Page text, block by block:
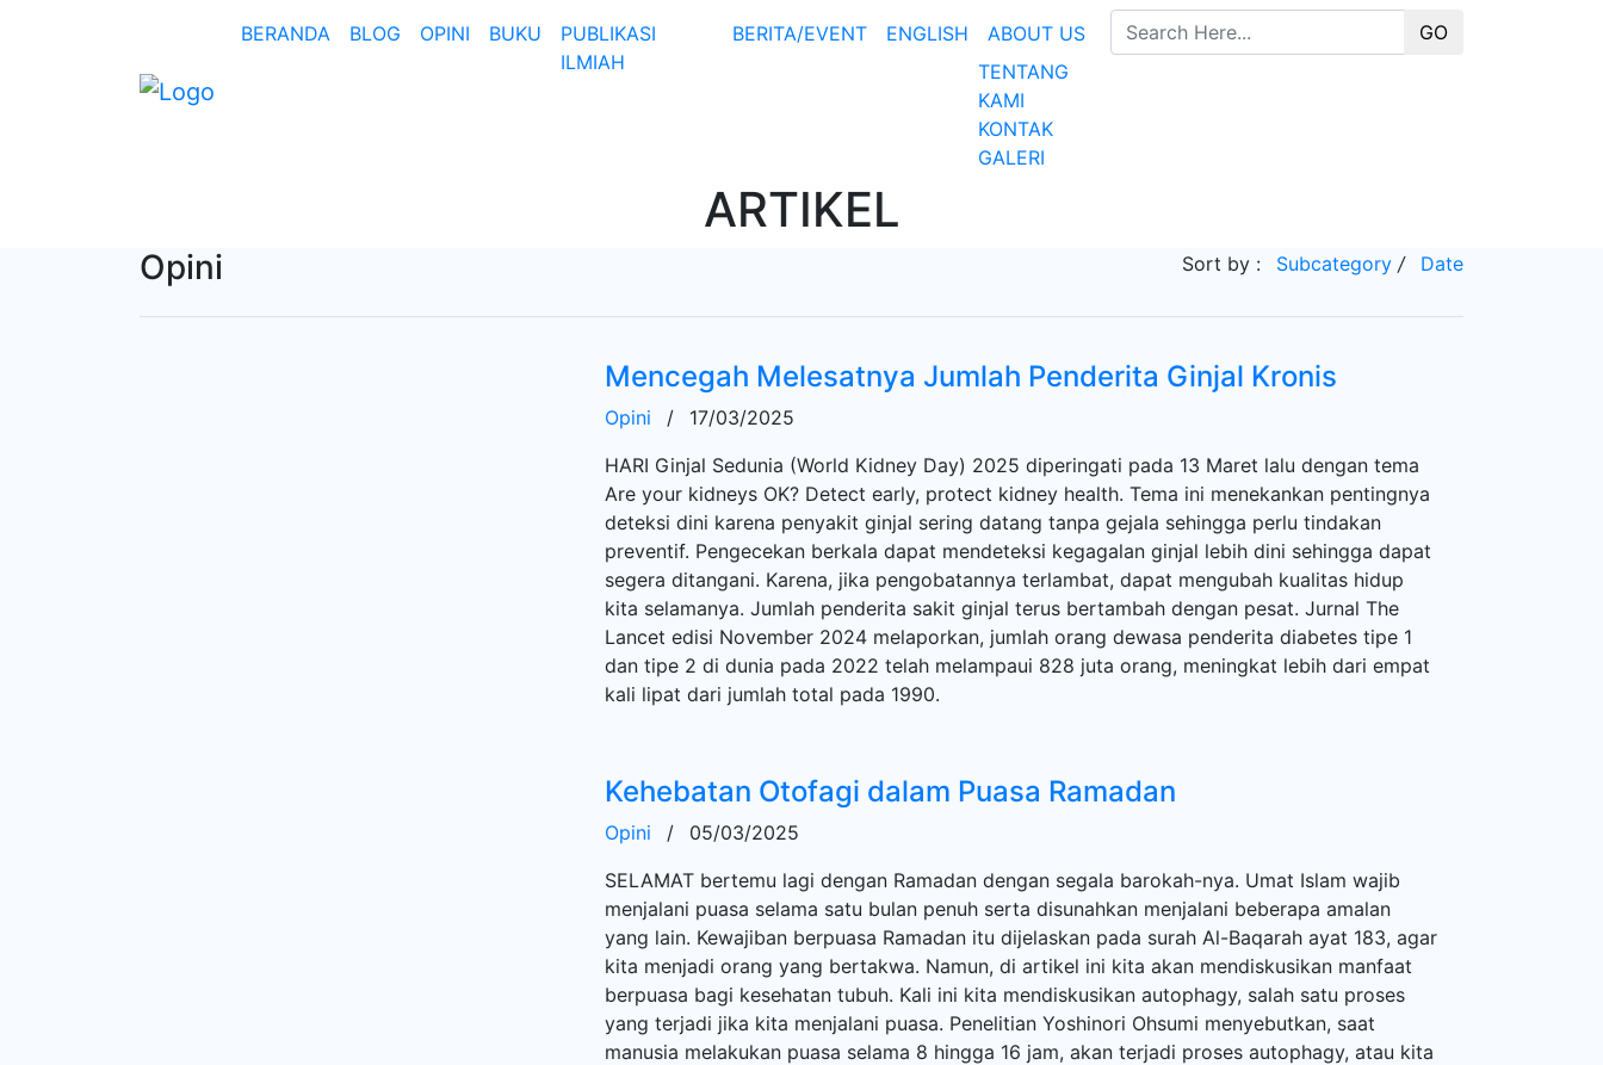
BERANDA BLOG OPINI BUKU
PUBLIKASI
ILMIAH
BERITA/EVENT ENGLISH
ABOUT US
TENTANG
KAMI
KONTAK
GALERI
GO
ARTIKEL
Opini Sort by : Subcategory / Date
Mencegah Melesatnya Jumlah Penderita Ginjal Kronis
Opini /
17/03/2025
HARI Ginjal Sedunia (World Kidney Day) 2025 diperingati pada 13 Maret lalu dengan tema
Are your kidneys OK? Detect early, protect kidney health. Tema ini menekankan pentingnya
deteksi dini karena penyakit ginjal sering datang tanpa gejala sehingga perlu tindakan
preventif. Pengecekan berkala dapat mendeteksi kegagalan ginjal lebih dini sehingga dapat
segera ditangani. Karena, jika pengobatannya terlambat, dapat mengubah kualitas hidup
kita selamanya. Jumlah penderita sakit ginjal terus bertambah dengan pesat. Jurnal The
Lancet edisi November 2024 melaporkan, jumlah orang dewasa penderita diabetes tipe 1
dan tipe 2 di dunia pada 2022 telah melampaui 828 juta orang, meningkat lebih dari empat
kali lipat dari jumlah total pada 1990.
Kehebatan Otofagi dalam Puasa Ramadan
Opini /
05/03/2025
SELAMAT bertemu lagi dengan Ramadan dengan segala barokah-nya. Umat Islam wajib
menjalani puasa selama satu bulan penuh serta disunahkan menjalani beberapa amalan
yang lain. Kewajiban berpuasa Ramadan itu dijelaskan pada surah Al-Baqarah ayat 183, agar
kita menjadi orang yang bertakwa. Namun, di artikel ini kita akan mendiskusikan manfaat
berpuasa bagi kesehatan tubuh. Kali ini kita mendiskusikan autophagy, salah satu proses
yang terjadi jika kita menjalani puasa. Penelitian Yoshinori Ohsumi menyebutkan, saat
manusia melakukan puasa selama 8 hingga 16 jam, akan terjadi proses autophagy, atau kita